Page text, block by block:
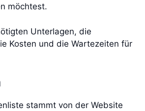
möchtest.
Unterlagen, die
Kosten und die Wartezeiten für
stammt von der Website